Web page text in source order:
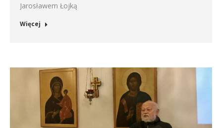
Jarosławem Łojką
Więcej